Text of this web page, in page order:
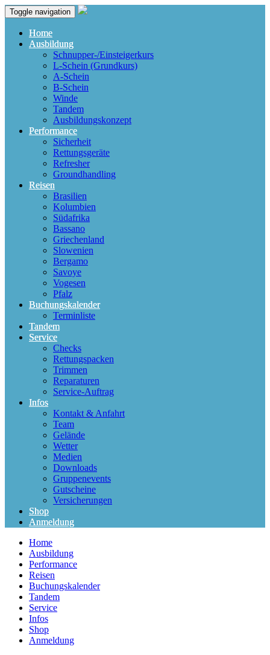
Toggle navigation
Home
Ausbildung
Schnupper-/Einsteigerkurs
L-Schein (Grundkurs)
A-Schein
B-Schein
Winde
Tandem
Ausbildungskonzept
Performance
Sicherheit
Rettungsgeräte
Refresher
Groundhandling
Reisen
Brasilien
Kolumbien
Südafrika
Bassano
Griechenland
Slowenien
Bergamo
Savoye
Vogesen
Pfalz
Buchungskalender
Terminliste
Tandem
Service
Checks
Rettungspacken
Trimmen
Reparaturen
Service-Auftrag
Infos
Kontakt & Anfahrt
Team
Gelände
Wetter
Medien
Downloads
Gruppenevents
Gutscheine
Versicherungen
Shop
Anmeldung
Home
Ausbildung
Performance
Reisen
Buchungskalender
Tandem
Service
Infos
Shop
Anmeldung